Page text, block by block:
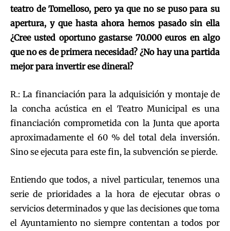
teatro de Tomelloso, pero ya que no se puso para su
apertura, y que hasta ahora hemos pasado sin ella
¿Cree usted oportuno gastarse 70.000 euros en algo
que no es de primera necesidad? ¿No hay una partida
mejor para invertir ese dineral?
R.: La financiación para la adquisición y montaje de
la concha acústica en el Teatro Municipal es una
financiación comprometida con la Junta que aporta
aproximadamente el 60 % del total dela inversión.
Sino se ejecuta para este fin, la subvención se pierde.
Entiendo que todos, a nivel particular, tenemos una
serie de prioridades a la hora de ejecutar obras o
servicios determinados y que las decisiones que toma
el Ayuntamiento no siempre contentan a todos por